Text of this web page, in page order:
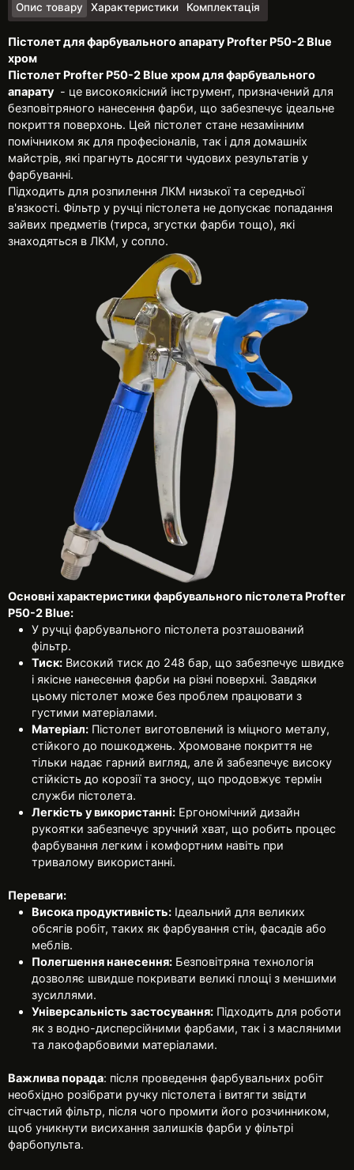
Опис товару Характеристики Комплектація
Пістолет для фарбувального апарату Profter P50-2 Blue
хром
Пістолет Profter P50-2 Blue хром для фарбувального
апарату - це високоякісний інструмент, призначений для
безповітряного нанесення фарби, що забезпечує ідеальне
покриття поверхонь. Цей пістолет стане незамінним
помічником як для професіоналів, так і для домашніх
майстрів, які прагнуть досягти чудових результатів у
фарбуванні.
Підходить для розпилення ЛКМ низької та середньої
в'язкості. Фільтр у ручці пістолета не допускає попадання
зайвих предметів (тирса, згустки фарби тощо), які
знаходяться в ЛКМ, у сопло.
Основні характеристики фарбувального пістолета Profter
P50-2 Blue:
У ручці фарбувального пістолета розташований
фільтр.
Тиск: Високий тиск до 248 бар, що забезпечує швидке
і якісне нанесення фарби на різні поверхні. Завдяки
цьому пістолет може без проблем працювати з
густими матеріалами.
Матеріал: Пістолет виготовлений із міцного металу,
стійкого до пошкоджень. Хромоване покриття не
тільки надає гарний вигляд, але й забезпечує високу
стійкість до корозії та зносу, що продовжує термін
служби пістолета.
Легкість у використанні: Ергономічний дизайн
рукоятки забезпечує зручний хват, що робить процес
фарбування легким і комфортним навіть при
тривалому використанні.
Переваги:
Висока продуктивність: Ідеальний для великих
обсягів робіт, таких як фарбування стін, фасадів або
меблів.
Полегшення нанесення: Безповітряна технологія
дозволяє швидше покривати великі площі з меншими
зусиллями.
Універсальність застосування: Підходить для роботи
як з водно-дисперсійними фарбами, так і з масляними
та лакофарбовими матеріалами.
Важлива порада: після проведення фарбувальних робіт
необхідно розібрати ручку пістолета і витягти звідти
сітчастий фільтр, після чого промити його розчинником,
щоб уникнути висихання залишків фарби у фільтрі
фарбопульта.